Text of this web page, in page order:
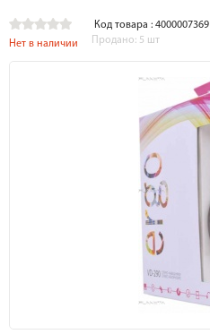
Код товара : 4000007369
Нет в наличии
Продано: 5 шт